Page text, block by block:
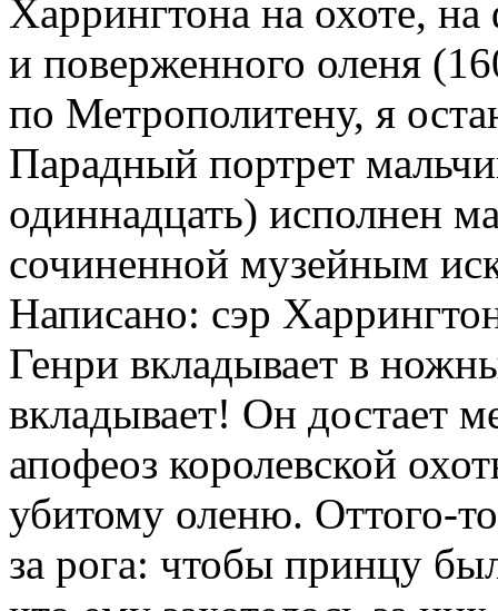
Харрингтона на охоте,
и поверженного оленя
по Метрополитену, я
Парадный портрет
одиннадцать) исполнен
сочиненной музейным
Написано: сэр
Генри вкладывает в
вкладывает! Он достает
апофеоз королевской
убитому оленю. Оттого-
за рога: чтобы принцу